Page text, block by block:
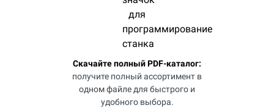
Скачайте полный PDF-каталог:
получите полный ассортимент в
одном файле для быстрого и
удобного выбора.